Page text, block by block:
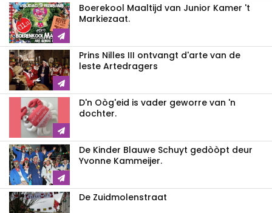
Boerekool Maaltijd van Junior Kamer 't
Markiezaat.
Prins Nilles III ontvangt d'arte van de
leste Artedragers
D'n Oòg'eid is vader geworre van 'n
dochter.
De Kinder Blauwe Schuyt gedòòpt deur
Yvonne Kammeijer.
De Zuidmolenstraat